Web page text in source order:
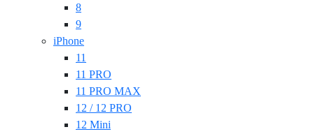
8
9
iPhone
11
11 PRO
11 PRO MAX
12 / 12 PRO
12 Mini